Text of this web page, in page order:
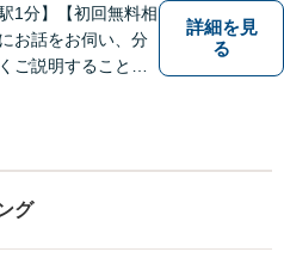
1分】【初回無料相
お話をお伺い、分
ご説明することを
心して相談できる
目指しています。
や土曜日も対応】
詳細を見
る
グ